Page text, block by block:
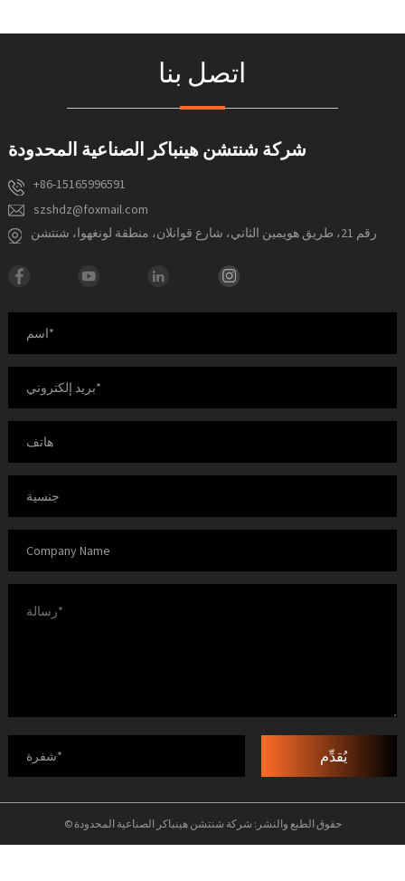
اتصل بنا
شركة شنتشن هينباكر الصناعية المحدودة
+86-15165996591
szshdz@foxmail.com
رقم 21، طريق هويمين الثاني، شارع قوانلان، منطقة لونغهوا، شنتشن
يُقدِّم
© حقوق الطبع والنشر: شركة شنتشن هينباكر الصناعية المحدودة